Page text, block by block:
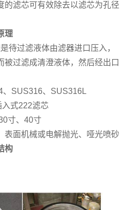
的滤芯可有效除去以滤芯为孔径
理
待过滤液体由滤器进口压入，
被过滤成清澄液体，然后经出口
SUS316、SUS316L
式222滤芯
寸、40寸
表面机械或电解抛光、哑光喷砂
构